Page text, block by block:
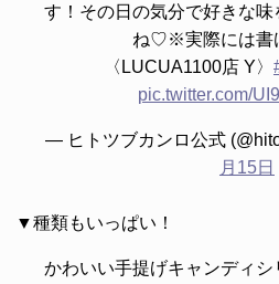
す！その日の気分で好きな
ね♡※実際には書
〈LUCUA1100店 Y〉
pic.twitter.com/
— ヒトツブカンロ公式
月15日
▼種類もいっぱい！
かわいい手提げキャンディ